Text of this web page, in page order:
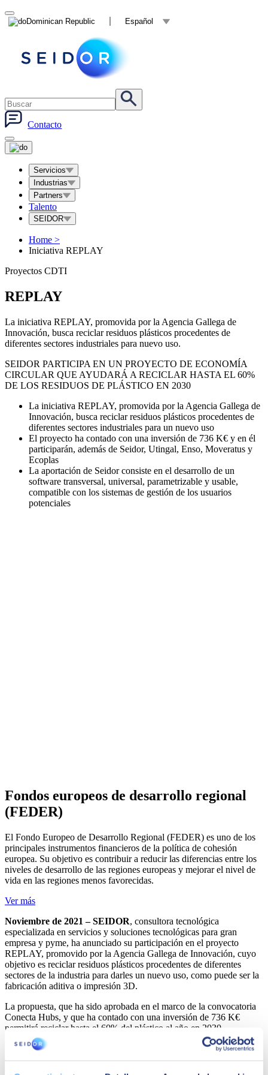
Dominican Republic Español
Contacto
Servicios
Industrias
Partners
Talento
SEIDOR
Home >
Iniciativa REPLAY
Proyectos CDTI
REPLAY
La iniciativa REPLAY, promovida por la Agencia Gallega de
Innovación, busca reciclar residuos plásticos procedentes de
diferentes sectores industriales para nuevo uso.
SEIDOR PARTICIPA EN UN PROYECTO DE ECONOMÍA
CIRCULAR QUE AYUDARÁ A RECICLAR HASTA EL 60%
DE LOS RESIDUOS DE PLÁSTICO EN 2030
La iniciativa REPLAY, promovida por la Agencia Gallega de
Innovación, busca reciclar residuos plásticos procedentes de
diferentes sectores industriales para un nuevo uso
El proyecto ha contado con una inversión de 736 K€ y en él
participarán, además de Seidor, Utingal, Enso, Moveratus y
Ecoplas
La aportación de Seidor consiste en el desarrollo de un
software transversal, universal, parametrizable y usable,
compatible con los sistemas de gestión de los usuarios
potenciales
Fondos europeos de desarrollo regional
(FEDER)
El Fondo Europeo de Desarrollo Regional (FEDER) es uno de los
principales instrumentos financieros de la política de cohesión
europea. Su objetivo es contribuir a reducir las diferencias entre los
niveles de desarrollo de las regiones europeas y mejorar el nivel de
vida en las regiones menos favorecidas.
Ver más
Noviembre de 2021 – SEIDOR, consultora tecnológica
especializada en servicios y soluciones tecnológicas para gran
empresa y pyme, ha anunciado su participación en el proyecto
REPLAY, promovido por la Agencia Gallega de Innovación, cuyo
objetivo es reciclar residuos plásticos procedentes de diferentes
sectores de la industria para darles un nuevo uso, como puede ser la
fabricación aditiva o impresión 3D.
La propuesta, que ha sido aprobada en el marco de la convocatoria
Conecta Hubs, y que ha contado con una inversión de 736 K€
permitirá reciclar hasta el 60% del plástico al año en 2030.
La iniciativa, en la que ha participado un consorcio formado por las
empresas Utingal, Enso, Moveratus, Ecoplas y SEIDOR, tiene